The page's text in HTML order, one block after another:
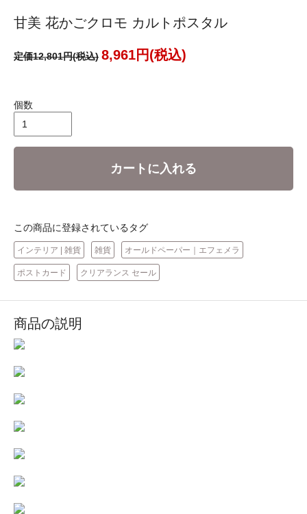
甘美 花かごクロモ カルトポスタル
定価12,801円(税込) 8,961円(税込)
個数
カートに入れる
この商品に登録されているタグ
インテリア | 雑貨 雑貨 オールドペーパー｜エフェメラ
ポストカード クリアランス セール
商品の説明